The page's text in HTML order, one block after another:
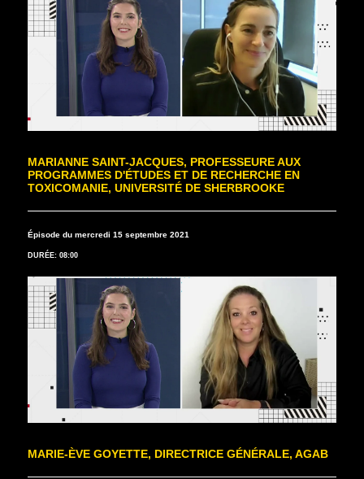
MARIANNE SAINT-JACQUES, PROFESSEURE AUX
PROGRAMMES D'ÉTUDES ET DE RECHERCHE EN
TOXICOMANIE, UNIVERSITÉ DE SHERBROOKE
Épisode du mercredi 15 septembre 2021
DURÉE: 08:00
MARIE-ÈVE GOYETTE, DIRECTRICE GÉNÉRALE, AGAB